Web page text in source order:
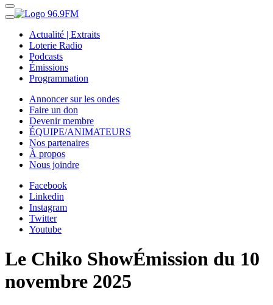
Actualité | Extraits
Loterie Radio
Podcasts
Émissions
Programmation
Annoncer sur les ondes
Faire un don
Devenir membre
ÉQUIPE/ANIMATEURS
Nos partenaires
À propos
Nous joindre
Facebook
Linkedin
Instagram
Twitter
Youtube
Le Chiko ShowÉmission du 10
novembre 2025